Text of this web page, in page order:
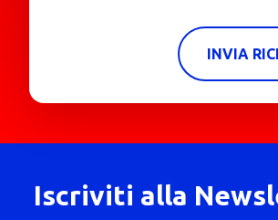
INVIA
Iscriviti alla